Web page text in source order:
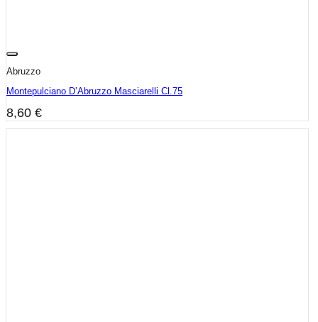
Abruzzo
Montepulciano D’Abruzzo Masciarelli Cl.75
8,60 €